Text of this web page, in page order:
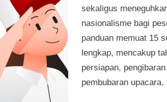
sekaligus
nasionalisme bagi
panduan memuat 15
lengkap, mencakup
persiapan,
pembubaran